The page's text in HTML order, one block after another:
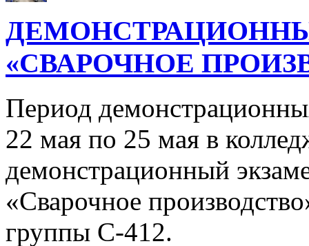
«СВАРОЧНОЕ
Период
22 мая по 25 мая в
демонстрационный
«Сварочное
группы С-412.